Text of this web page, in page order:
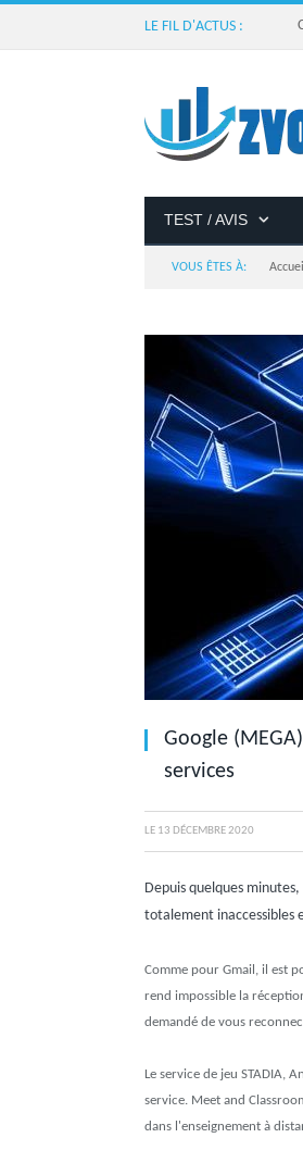
LE FIL D'ACTUS :
TEST / AVIS
VOUS ÊTES À: Accueil
Google
services
LE 13 DÉCEMBRE 2020
Depuis quelques
totalement inaccessibles
Comme pour Gmail, il est
rend impossible la
demandé de vous
Le service de jeu STADIA,
service. Meet and
dans l'enseignement à